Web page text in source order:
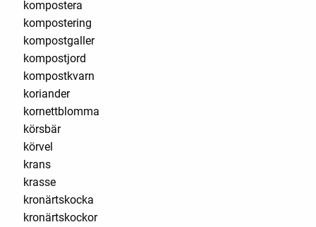
kompostera
kompostering
kompostgaller
kompostjord
kompostkvarn
koriander
kornettblomma
körsbär
körvel
krans
krasse
kronärtskocka
kronärtskockor